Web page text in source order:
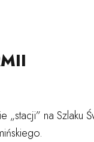
„stacji” na Szlaku